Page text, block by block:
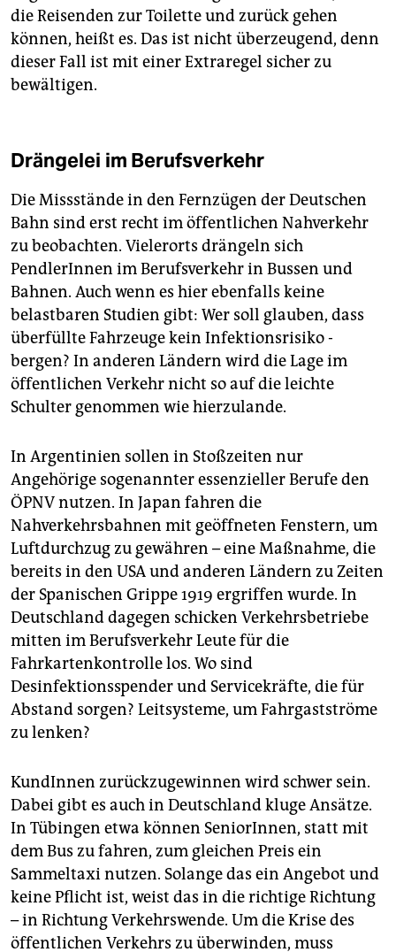
die Reisenden zur Toilette und zurück gehen
können, heißt es. Das ist nicht überzeugend, denn
dieser Fall ist mit einer Extraregel sicher zu
bewältigen.
Drängelei im Berufsverkehr
Die Missstände in den Fernzügen der Deutschen
Bahn sind erst recht im öffentlichen Nahverkehr
zu beobachten. Vielerorts drängeln sich
PendlerInnen im Berufsverkehr in Bussen und
Bahnen. Auch wenn es hier ebenfalls keine
belastbaren Studien gibt: Wer soll glauben, dass
überfüllte Fahrzeuge kein Infektionsrisiko ­
bergen? In anderen Ländern wird die Lage im
öffentlichen Verkehr nicht so auf die leichte
Schulter genommen wie hierzulande.
In Argentinien sollen in Stoßzeiten nur
Angehörige sogenannter essen­zieller Berufe den
ÖPNV nutzen. In Japan fahren die
Nahverkehrsbahnen mit geöffneten Fenstern, um
Luftdurchzug zu gewähren – eine Maßnahme, die
bereits in den USA und anderen Ländern zu Zeiten
der Spanischen Grippe 1919 ergriffen wurde. In
Deutschland dagegen schicken Verkehrsbetriebe
mitten im Berufsverkehr Leute für die
Fahrkartenkontrolle los. Wo sind
Desinfektionsspender und Servicekräfte, die für
Abstand sorgen? Leitsysteme, um Fahrgastströme
zu lenken?
KundInnen zurückzugewinnen wird schwer sein.
Dabei gibt es auch in Deutschland kluge Ansätze.
In Tübingen etwa können SeniorInnen, statt mit
dem Bus zu fahren, zum gleichen Preis ein
Sammeltaxi nutzen. Solange das ein Angebot und
keine Pflicht ist, weist das in die richtige Richtung
– in Richtung Verkehrswende. Um die Krise des
öffentlichen Verkehrs zu überwinden, muss